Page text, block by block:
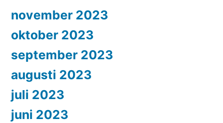
november 2023
oktober 2023
september 2023
augusti 2023
juli 2023
juni 2023